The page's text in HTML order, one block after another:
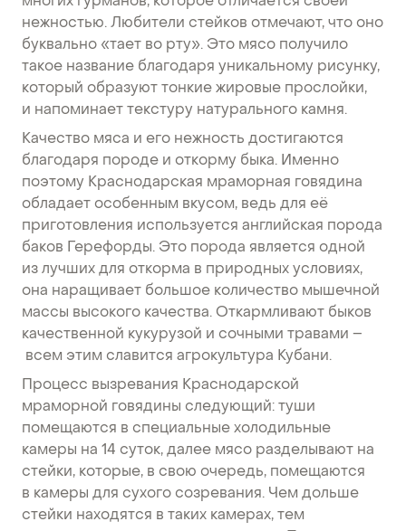
нежностью. Любители стейков отмечают, что оно
буквально «тает во рту». Это мясо получило
такое название благодаря уникальному рисунку,
который образуют тонкие жировые прослойки,
и напоминает текстуру натурального камня.
Качество мяса и его нежность достигаются
благодаря породе и откорму быка. Именно
поэтому Краснодарская мраморная говядина
обладает особенным вкусом, ведь для её
приготовления используется английская порода
баков Герефорды. Это порода является одной
из лучших для откорма в природных условиях,
она наращивает большое количество мышечной
массы высокого качества. Откармливают быков
качественной кукурузой и сочными травами –
всем этим славится агрокультура Кубани.
Процесс вызревания Краснодарской
мраморной говядины следующий: туши
помещаются в специальные холодильные
камеры на 14 суток, далее мясо разделывают на
стейки, которые, в свою очередь, помещаются
в камеры для сухого созревания. Чем дольше
стейки находятся в таких камерах, тем